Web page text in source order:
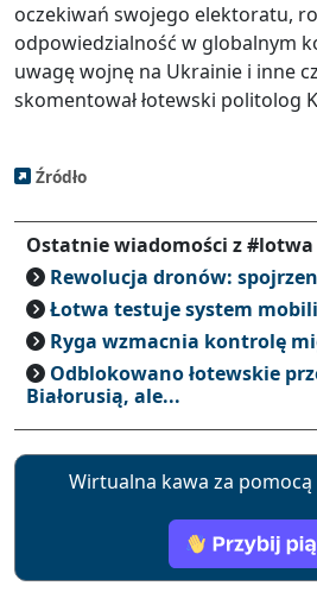
oczekiwań swojego elektoratu,
odpowiedzialność w globalnym
uwagę wojnę na Ukrainie i inne
skomentował łotewski politolog
Źródło
Ostatnie wiadomości z #lotwa
Rewolucja dronów:
Łotwa testuje system
Ryga wzmacnia kontrolę
Odblokowano łotewskie
Białorusią, ale...
Wirtualna kawa za